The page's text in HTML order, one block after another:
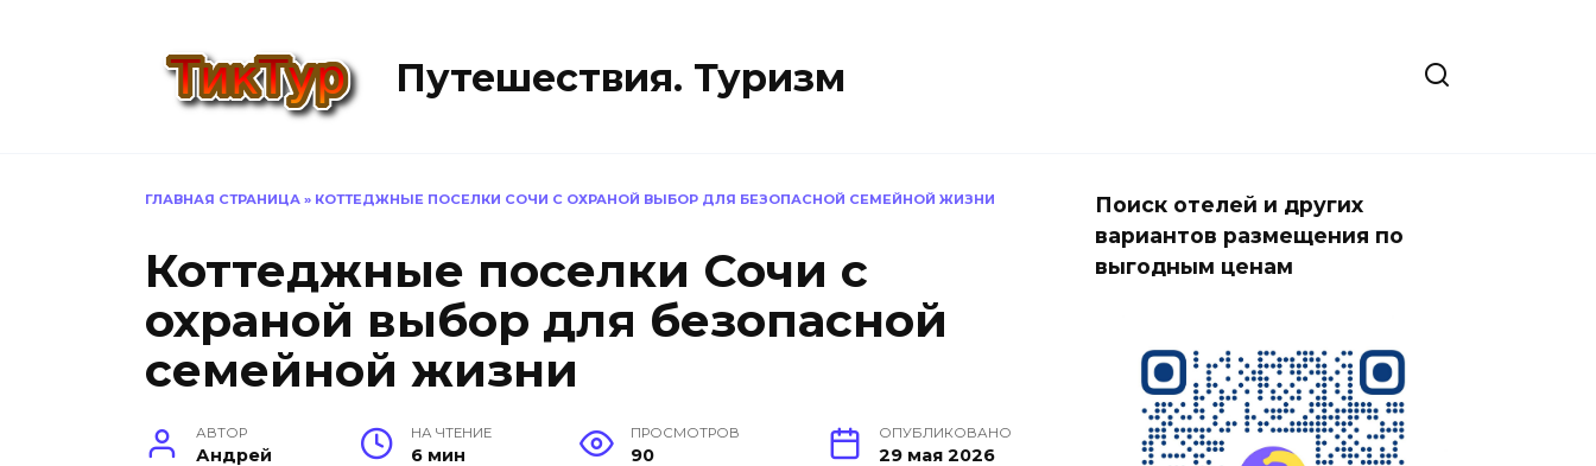
Путешествия. Туризм
ГЛАВНАЯ СТРАНИЦА » КОТТЕДЖНЫЕ ПОСЕЛКИ СОЧИ С ОХРАНОЙ ВЫБОР ДЛЯ БЕЗОПАСНОЙ СЕМЕЙНОЙ ЖИЗНИ
Коттеджные поселки Сочи с
охраной выбор для безопасной
семейной жизни
АВТОР
Андрей
НА ЧТЕНИЕ
6 мин
ПРОСМОТРОВ
90
ОПУБЛИКОВАНО
29 мая 2026
Поиск отелей и других
вариантов размещения по
выгодным ценам